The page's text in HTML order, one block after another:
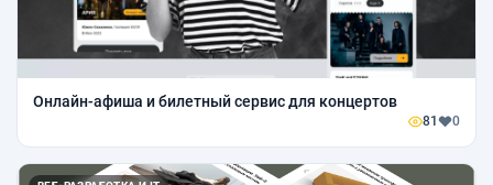
Онлайн-афиша и билетный сервис для концертов
81 0